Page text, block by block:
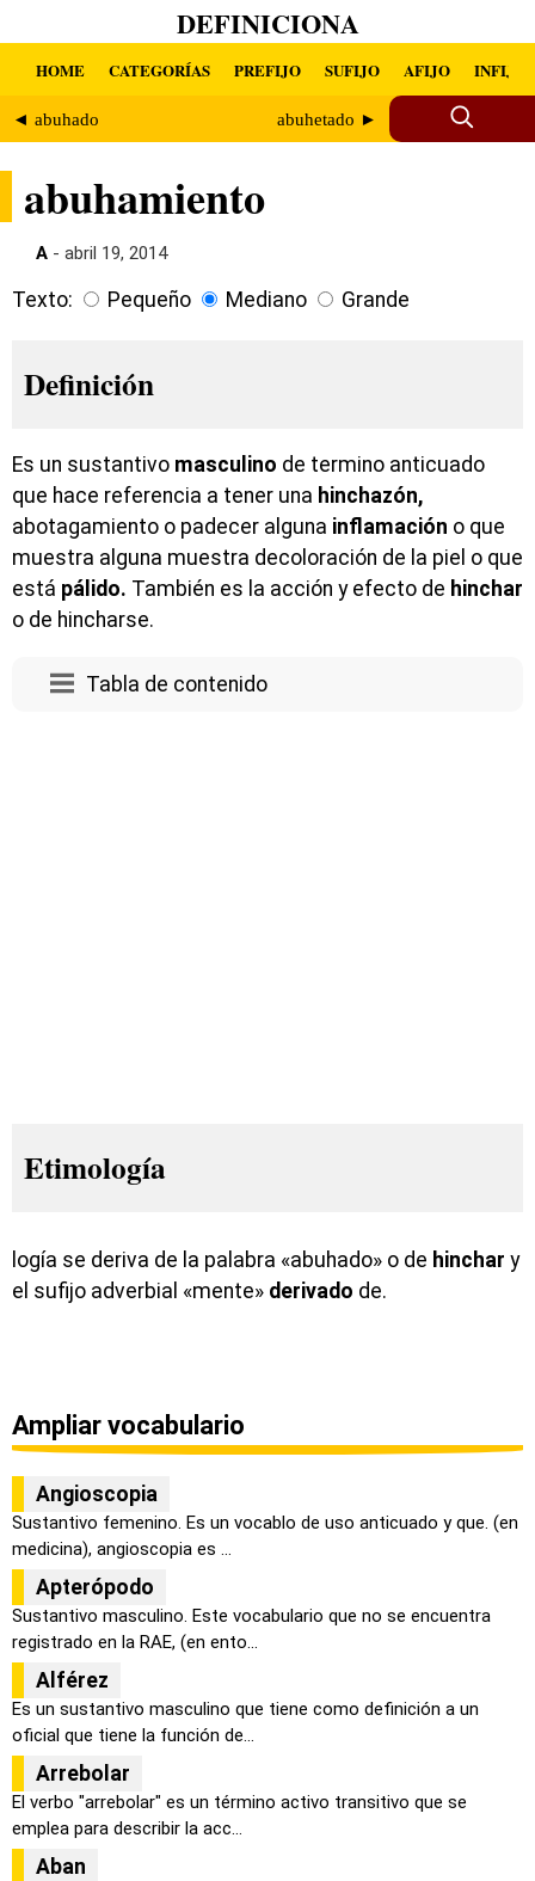
DEFINICIONA
HOME CATEGORÍAS PREFIJO SUFIJO AFIJO INFIJO
◄ abuhado abuhetado ►
abuhamiento
A - abril 19, 2014
Texto: Pequeño Mediano Grande
Definición
Es un sustantivo masculino de termino anticuado
que hace referencia a tener una hinchazón,
abotagamiento o padecer alguna inflamación o que
muestra alguna muestra decoloración de la piel o que
está pálido. También es la acción y efecto de hinchar
o de hincharse.
Tabla de contenido
Etimología
logía se deriva de la palabra «abuhado» o de hinchar y
el sufijo adverbial «mente» derivado de.
Ampliar vocabulario
Angioscopia
Sustantivo femenino. Es un vocablo de uso anticuado y que. (en
medicina), angioscopia es ...
Apterópodo
Sustantivo masculino. Este vocabulario que no se encuentra
registrado en la RAE, (en ento...
Alférez
Es un sustantivo masculino que tiene como definición a un
oficial que tiene la función de...
Arrebolar
El verbo "arrebolar" es un término activo transitivo que se
emplea para describir la acc...
Aban